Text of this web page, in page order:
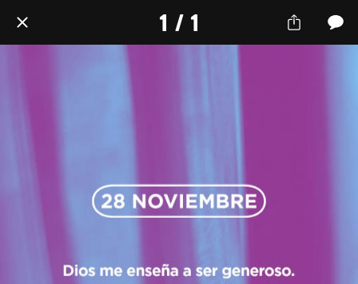
1 / 1